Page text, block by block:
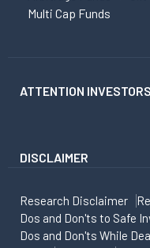
Multi Cap Funds
ATTENTION INVESTORS
DISCLAIMER
Research Disclaimer
Dos and Don'ts to Safe
Dos and Don'ts While